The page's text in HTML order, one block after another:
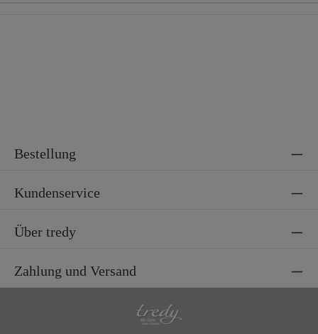
Bestellung
Kundenservice
Über tredy
Zahlung und Versand